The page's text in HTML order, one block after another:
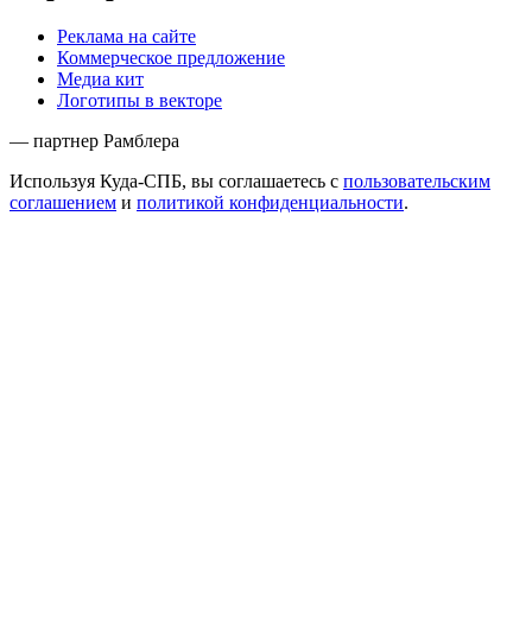
Реклама на сайте
Коммерческое предложение
Медиа кит
Логотипы в векторе
— партнер Рамблера
Используя Куда-СПБ, вы соглашаетесь с пользовательским
соглашением и политикой конфиденциальности.